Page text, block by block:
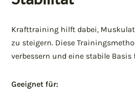
Krafttraining hilft dabei,
zu steigern. Diese
verbessern und eine stabile
Geeignet für: